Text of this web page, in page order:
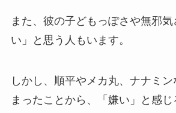
また、彼の子どもっぽさや無邪
い」と思う人もいます。
しかし、順平やメカ丸、ナナミ
まったことから、「嫌い」と感